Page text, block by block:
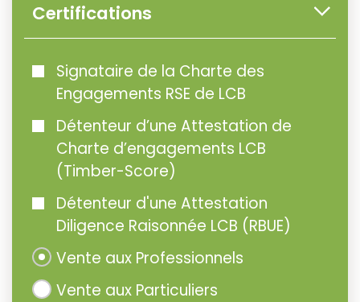
Certifications
Signataire de la Charte des
Engagements RSE de LCB
Détenteur d’une Attestation de
Charte d’engagements LCB
(Timber-Score)
Détenteur d'une Attestation
Diligence Raisonnée LCB (RBUE)
Vente aux Professionnels
Vente aux Particuliers